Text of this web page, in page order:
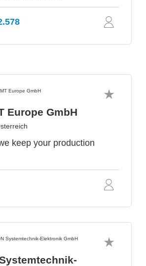
Europe GmbH
keep your production